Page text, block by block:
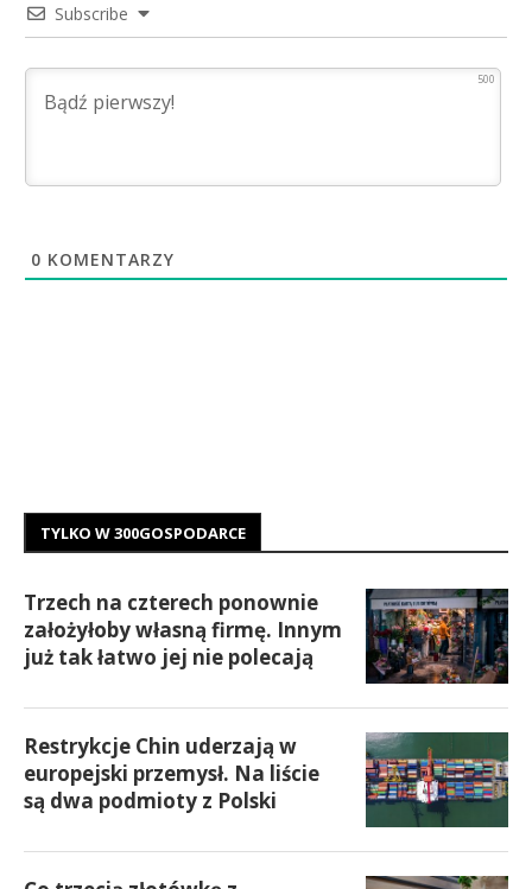
Subscribe
500
0 KOMENTARZY
TYLKO W 300GOSPODARCE
Trzech na czterech ponownie
założyłoby własną firmę. Innym
już tak łatwo jej nie polecają
Restrykcje Chin uderzają w
europejski przemysł. Na liście
są dwa podmioty z Polski